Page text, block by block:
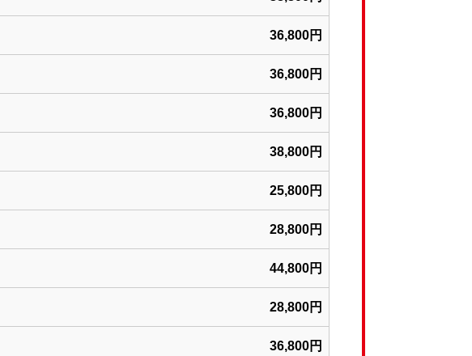
36,800円
36,800円
36,800円
38,800円
25,800円
28,800円
44,800円
28,800円
36,800円